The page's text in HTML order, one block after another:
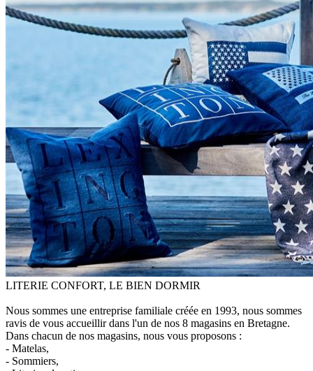
LITERIE CONFORT, LE BIEN DORMIR
Nous sommes une entreprise familiale créée en 1993, nous sommes
ravis de vous accueillir dans l'un de nos 8 magasins en Bretagne.
Dans chacun de nos magasins, nous vous proposons :
- Matelas,
- Sommiers,